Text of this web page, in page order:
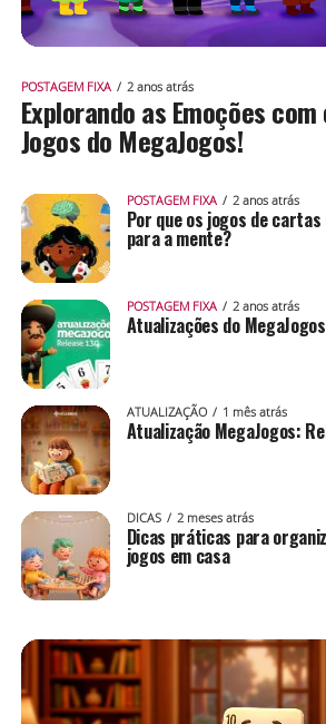
POSTAGEM FIXA 2 anos atrás
Explorando as Emoções com
Jogos do MegaJogos!
POSTAGEM FIXA 2 anos atrás
Por que os jogos de
para a mente?
POSTAGEM FIXA 2 anos atrás
Atualizações do
ATUALIZAÇÃO 1 mês atrás
Atualização MegaJogos:
DICAS 2 meses atrás
Dicas práticas para
jogos em casa